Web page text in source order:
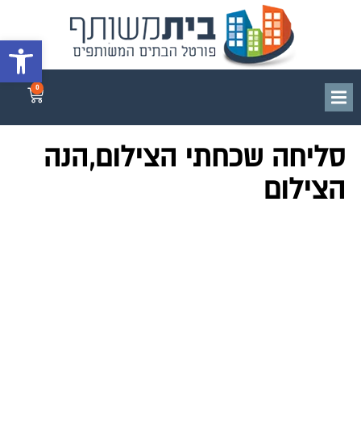
פתח
0
סליחה שכחתי הצילום,הנה
הצילום